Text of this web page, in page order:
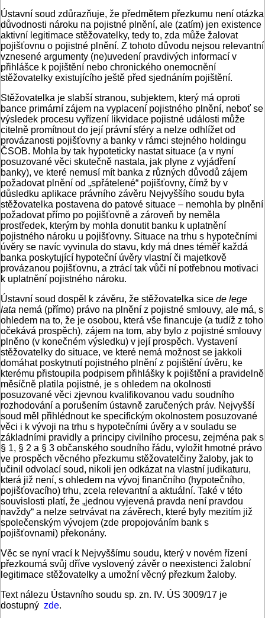
Ústavní soud zdůrazňuje, že předmětem přezkumu není otázka
důvodnosti nároku na pojistné plnění, ale (zatím) jen existence
aktivní legitimace stěžovatelky, tedy to, zda může žalovat
pojišťovnu o pojistné plnění. Z tohoto důvodu nejsou relevantní
vznesené argumenty (ne)uvedení pravdivých informací v
přihlášce k pojištění nebo chronického onemocnění
stěžovatelky existujícího ještě před sjednáním pojištění.
Stěžovatelka je slabší stranou, subjektem, který má oproti
bance primární zájem na vyplacení pojistného plnění, neboť se
výsledek procesu vyřízení likvidace pojistné události může
citelně promítnout do její právní sféry a nelze odhlížet od
provázanosti pojišťovny a banky v rámci stejného holdingu
ČSOB. Mohla by tak hypoteticky nastat situace (a v nyní
posuzované věci skutečně nastala, jak plyne z vyjádření
banky), ve které nemusí mít banka z různých důvodů zájem
požadovat plnění od „spřátelené“ pojišťovny, čímž by v
důsledku aplikace právního závěru Nejvyššího soudu byla
stěžovatelka postavena do patové situace – nemohla by plnění
požadovat přímo po pojišťovně a zároveň by neměla
prostředek, kterým by mohla donutit banku k uplatnění
pojistného nároku u pojišťovny. Situace na trhu s hypotečními
úvěry se navíc vyvinula do stavu, kdy má dnes téměř každá
banka poskytující hypoteční úvěry vlastní či majetkově
provázanou pojišťovnu, a ztrácí tak vůči ní potřebnou motivaci
k uplatnění pojistného nároku.
Ústavní soud dospěl k závěru, že stěžovatelka sice de lege
lata nemá (přímo) právo na plnění z pojistné smlouvy, ale má, s
ohledem na to, že je osobou, která vše financuje (a tudíž z toho
očekává prospěch), zájem na tom, aby bylo z pojistné smlouvy
plněno (v konečném výsledku) v její prospěch. Vystavení
stěžovatelky do situace, ve které nemá možnost se jakkoli
domáhat poskytnutí pojistného plnění z pojištění úvěru, ke
kterému přistoupila podpisem přihlášky k pojištění a pravidelně
měsíčně platila pojistné, je s ohledem na okolnosti
posuzované věci zjevnou kvalifikovanou vadu soudního
rozhodování a porušením ústavně zaručených práv. Nejvyšší
soud měl přihlédnout ke specifickým okolnostem posuzované
věci i k vývoji na trhu s hypotečními úvěry a v souladu se
základními pravidly a principy civilního procesu, zejména pak s
§ 1, § 2 a § 3 občanského soudního řádu, vyložit hmotné právo
ve prospěch věcného přezkumu stěžovatelčiny žaloby, jak to
učinil odvolací soud, nikoli jen odkázat na vlastní judikaturu,
která již není, s ohledem na vývoj finančního (hypotečního,
pojišťovacího) trhu, zcela relevantní a aktuální. Také v této
souvislosti platí, že „jednou vyjevená pravda není pravdou
navždy“ a nelze setrvávat na závěrech, které byly mezitím již
společenským vývojem (zde propojováním bank s
pojišťovnami) překonány.
Věc se nyní vrací k Nejvyššímu soudu, který v novém řízení
přezkoumá svůj dříve vyslovený závěr o neexistenci žalobní
legitimace stěžovatelky a umožní věcný přezkum žaloby.
Text nálezu Ústavního soudu sp. zn. IV. ÚS 3009/17 je
dostupný zde.